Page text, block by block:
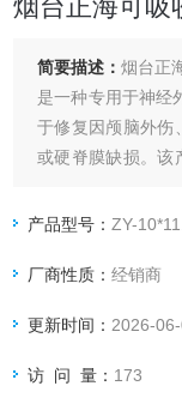
烟台正海可吸
简要描述：烟台正
是一种专用于神经
于修复因颅脑外伤
或硬脊膜缺损。该
期异物留存带来的
产品型号：ZY-
厂商性质：经销商
更新时间： 2026-
访 问 量： 173